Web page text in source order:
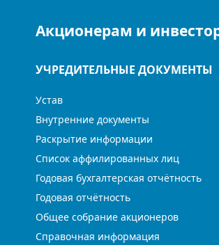
Акционерам и
УЧРЕДИТЕЛЬНЫЕ ДОКУМЕНТЫ
Устав
Внутренние документы
Раскрытие информации
Список аффилированных лиц
Годовая бухгалтерская отчётность
Годовая отчётность
Общее собрание акционеров
Справочная информация